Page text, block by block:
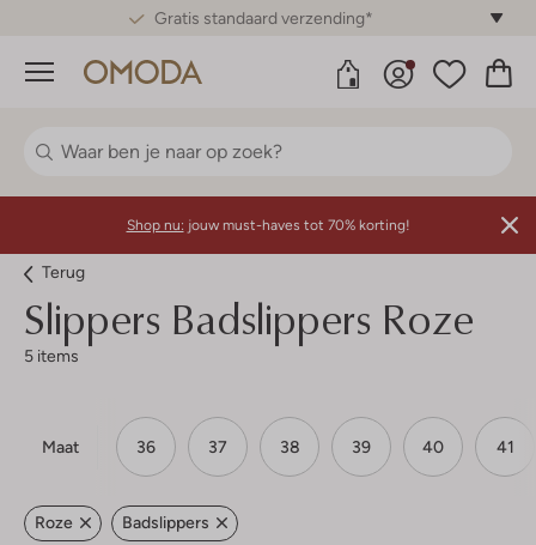
Gratis standaard verzending*
Menu
Shop nu: jouw must-haves tot 70% korting!
Terug
Slippers Badslippers Roze
5 items
Maat 36 37 38 39 40 41
Roze Badslippers